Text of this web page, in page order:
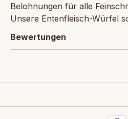
Belohnungen für alle
Unsere Entenfleisch-Würfel
Bewertungen